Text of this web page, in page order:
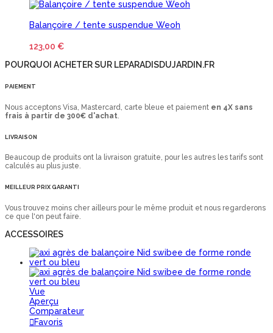
Balançoire / tente suspendue Weoh
123,00 €
POURQUOI ACHETER SUR LEPARADISDUJARDIN.FR
PAIEMENT
Nous acceptons Visa, Mastercard, carte bleue et paiement en 4X sans
frais à partir de 300€ d'achat
LIVRAISON
Beaucoup de produits ont la livraison gratuite, pour les autres les tarifs sont
calculés au plus juste.
MEILLEUR PRIX GARANTI
Vous trouvez moins cher ailleurs pour le même produit et nous regarderons
ce que l'on peut faire.
ACCESSOIRES
Vue
Aperçu
Comparateur
Favoris